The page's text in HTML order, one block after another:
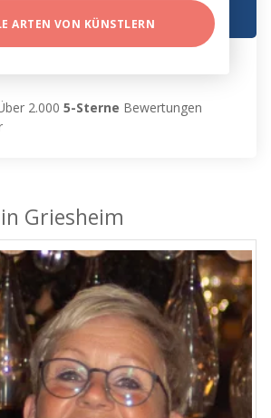
ARTEN VON KÜNSTLERN
2.0005-Sterne Bewertungen
Griesheim